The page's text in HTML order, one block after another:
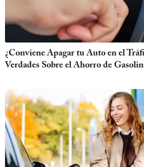
¿Conviene Apagar tu Auto en el
Verdades Sobre el Ahorro de